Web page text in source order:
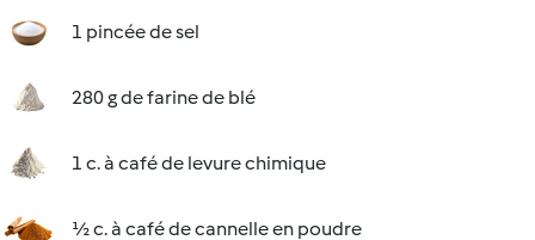
1 pincée de sel
280 g de farine de blé
1 c. à café de levure chimique
½ c. à café de cannelle en poudre